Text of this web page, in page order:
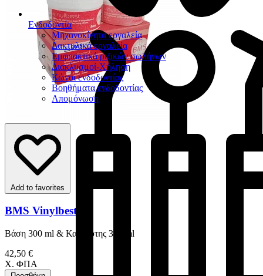
Ενδοδοντία
Μηχανοκίνητα εργαλεία
Δακτυλικά εργαλεία
Εμφρακτικά ριζικών σωλήνων
Διακλυσμοί-Χήληση
Κώνοι ενδοδοντίας
Βοηθήματα ενδοδοντίας
Απομόνωση
Add to favorites
BMS Vinylbest
Βάση 300 ml & Καταλύτης 300 ml
42,50 €
Χ. ΦΠΑ